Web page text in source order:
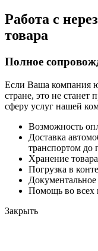
Работа с
товара
Полное
Если Ваша компания
стране, это не станет
сферу услуг нашей
Возможность
Доставка
транспортом до
Хранение
Погрузка в
Помощь во всех
Закрыть